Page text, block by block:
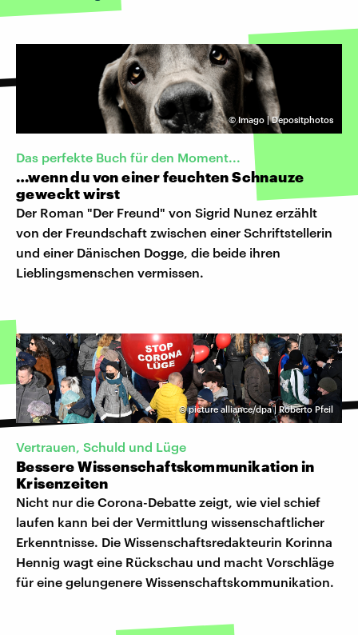
©Imago | Depositphotos
Das perfekte Buch für den Moment...
…wenn du von einer feuchten Schnauze
geweckt wirst
Der Roman "Der Freund" von Sigrid Nunez erzählt
von der Freundschaft zwischen einer Schriftstellerin
und einer Dänischen Dogge, die beide ihren
Lieblingsmenschen vermissen.
©picture alliance/dpa | Roberto Pfeil
Vertrauen, Schuld und Lüge
Bessere Wissenschaftskommunikation in
Krisenzeiten
Nicht nur die Corona-Debatte zeigt, wie viel schief
laufen kann bei der Vermittlung wissenschaftlicher
Erkenntnisse. Die Wissenschaftsredakteurin Korinna
Hennig wagt eine Rückschau und macht Vorschläge
für eine gelungenere Wissenschaftskommunikation.